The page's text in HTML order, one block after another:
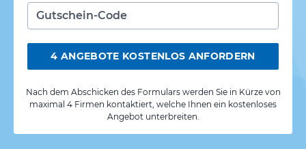
4 ANGEBOTE KOSTENLOS ANFORDERN
Nach dem Abschicken des Formulars werden Sie in Kürze von
maximal 4 Firmen kontaktiert, welche Ihnen ein kostenloses
Angebot unterbreiten.